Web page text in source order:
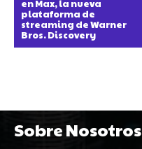
en Max, la nueva
plataforma de
streaming de Warner
Bros. Discovery
Sobre Nosotros